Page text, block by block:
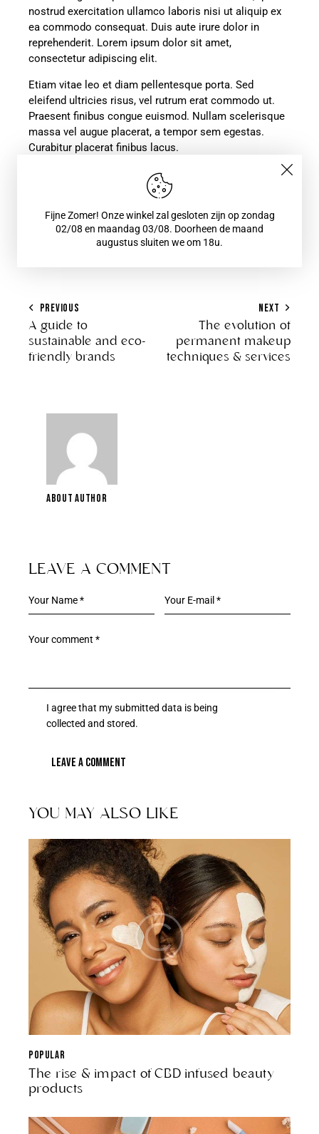
nostrud exercitation ullamco laboris nisi ut aliquip ex
ea commodo consequat. Duis aute irure dolor in
reprehenderit. Lorem ipsum dolor sit amet,
consectetur adipiscing elit.
Etiam vitae leo et diam pellentesque porta. Sed
eleifend ultricies risus, vel rutrum erat commodo ut.
Praesent finibus congue euismod. Nullam scelerisque
massa vel augue placerat, a tempor sem egestas.
Curabitur placerat finibus lacus.
nails
PREVIOUS
A guide to
sustainable and eco-
friendly brands
NEXT
The evolution of
permanent makeup
techniques & services
ABOUT AUTHOR
LEAVE A COMMENT
I agree that my submitted data is being
collected and stored.
YOU MAY ALSO LIKE
POPULAR
The rise & impact of CBD infused beauty
products
Fijne Zomer! Onze winkel zal gesloten zijn op zondag
02/08 en maandag 03/08. Doorheen de maand
augustus sluiten we om 18u.